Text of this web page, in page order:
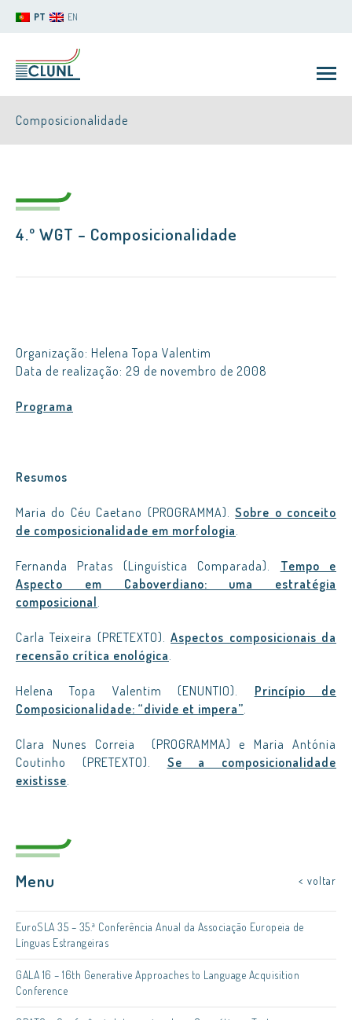
PT EN
CLUNL
Composicionalidade
4.º WGT – Composicionalidade
Organização: Helena Topa Valentim
Data de realização: 29 de novembro de 2008
Programa
Resumos
Maria do Céu Caetano (PROGRAMMA).Sobre o conceito
de composicionalidade em morfologia.
Fernanda Pratas (Linguística Comparada). Tempo e
Aspecto em Caboverdiano: uma estratégia
composicional.
Carla Teixeira (PRETEXTO).Aspectos composicionais da
recensão crítica enológica.
Helena Topa Valentim (ENUNTIO). Princípio de
Composicionalidade: “divide et impera”.
Clara Nunes Correia (PROGRAMMA) e Maria Antónia
Coutinho (PRETEXTO). Se a composicionalidade
existisse.
Menu < voltar
EuroSLA 35 – 35.ª Conferência Anual da Associação Europeia de
Línguas Estrangeiras
GALA 16 – 16th Generative Approaches to Language Acquisition
Conference